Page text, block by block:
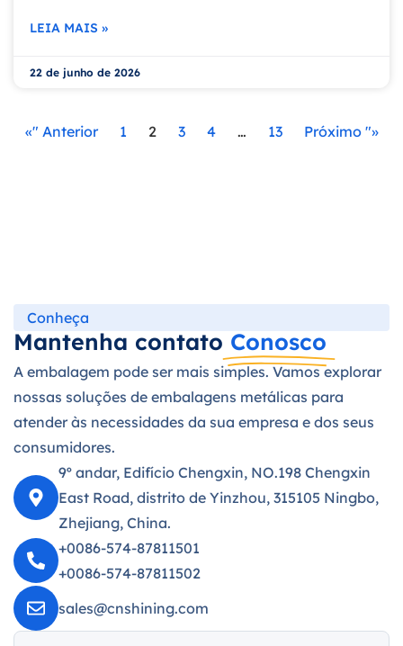
LEIA MAIS »
22 de junho de 2026
«" Anterior 1 2 3 4 … 13 Próximo "»
Conheça
Mantenha contato Conosco
A embalagem pode ser mais simples. Vamos explorar
nossas soluções de embalagens metálicas para
atender às necessidades da sua empresa e dos seus
consumidores.
9º andar, Edifício Chengxin, NO.198 Chengxin
East Road, distrito de Yinzhou, 315105 Ningbo,
Zhejiang, China.
+0086-574-87811501
+0086-574-87811502
sales@cnshining.com